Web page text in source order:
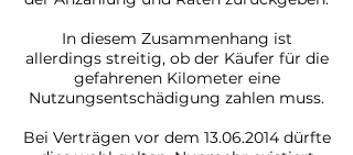
In diesem Zusammenhang ist
allerdings streitig, ob der Käufer für die
gefahrenen Kilometer eine
Nutzungsentschädigung zahlen muss.
Bei Verträgen vor dem 13.06.2014dürfte